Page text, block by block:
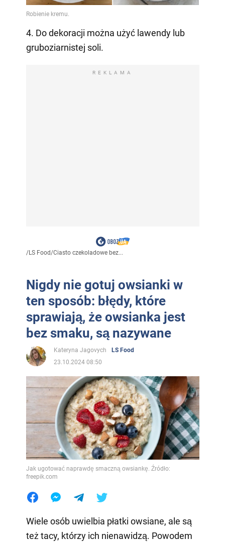
4. Do dekoracji można użyć lawendy lub
gruboziarnistej soli.
REKLAMA
/LS Food/Ciasto czekoladowe bez...
Nigdy nie gotuj owsianki w
ten sposób: błędy, które
sprawiają, że owsianka jest
bez smaku, są nazywane
Kateryna Jagovych
LS Food
23.10.2024 08:50
Jak ugotować naprawdę smaczną owsiankę. Źródło:
freepik.com
Wiele osób uwielbia płatki owsiane, ale są
też tacy, którzy ich nienawidzą. Powodem